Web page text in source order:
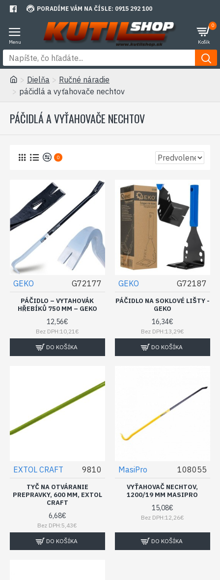
PORADÍME VÁM NA ČÍSLE: 0915 292 100
0
Dielňa
Ručné náradie
páčidlá a vyťahovače nechtov
PÁČIDLÁ A VYŤAHOVAČE NECHTOV
0
GEKO G72177
PÁČIDLO – VYTAHOVÁK
HŘEBÍKŮ 750 MM – GEKO
12,56€
Bez DPH:10,21€
DO KOŠÍKA
GEKO G72187
PÁČIDLO NA SOKLOVÉ LIŠTY -
GEKO
16,34€
Bez DPH:13,29€
DO KOŠÍKA
EXTOL CRAFT 9810
TYČ NA OTVÁRANIE
PREPRAVKY, 600 MM, EXTOL
CRAFT
6,68€
Bez DPH:5,43€
DO KOŠÍKA
MasiPro 108055
VYŤAHOVAČ NECHTOV,
1200/19 MM MASIPRO
15,08€
Bez DPH:12,26€
DO KOŠÍKA